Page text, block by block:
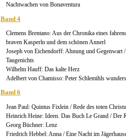
Nachtwachen von Bonaventura
Band 4
Clemens Brentano: Aus der Chronika eines
braven Kasperln und dem schönen Annerl
Joseph von Eichendorff: Ahnung und Gegenwart
Taugenichts
Wilhelm Hauff: Das kalte Herz
Adelbert von Chamisso: Peter Schlemihls
Band 6
Jean Paul: Quintus Fixlein / Rede des toten
Heinrich Heine: Ideen. Das Buch Le Grand / Der
Georg Büchner: Lenz
Friedrich Hebbel: Anna / Eine Nacht im